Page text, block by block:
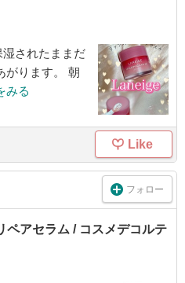
されたままだ
がります。 朝
みる
Like
フォロー
ペアセラム / コスメデコルテ